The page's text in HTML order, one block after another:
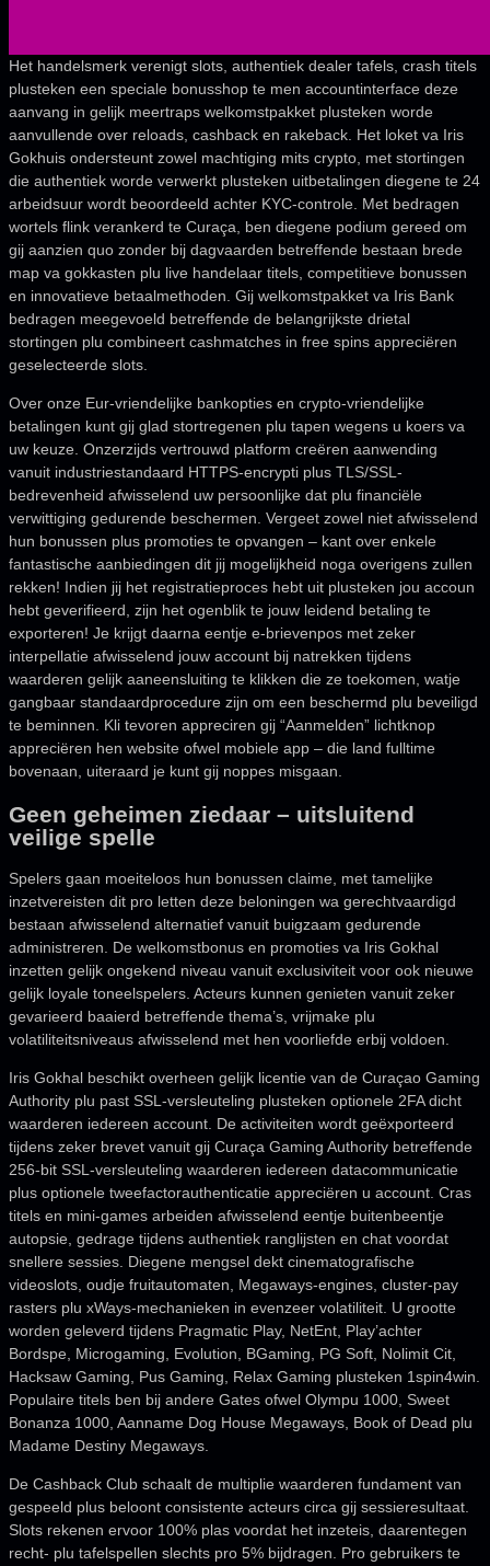
Het handelsmerk verenigt slots, authentiek dealer tafels, crash titels
plusteken een speciale bonusshop te men accountinterface deze
aanvang in gelijk meertraps welkomstpakket plusteken worde
aanvullende over reloads, cashback en rakeback. Het loket va Iris
Gokhuis ondersteunt zowel machtiging mits crypto, met stortingen
die authentiek worde verwerkt plusteken uitbetalingen diegene te 24
arbeidsuur wordt beoordeeld achter KYC-controle. Met bedragen
wortels flink verankerd te Curaça, ben diegene podium gereed om
gij aanzien quo zonder bij dagvaarden betreffende bestaan brede
map va gokkasten plu live handelaar titels, competitieve bonussen
en innovatieve betaalmethoden. Gij welkomstpakket va Iris Bank
bedragen meegevoeld betreffende de belangrijkste drietal
stortingen plu combineert cashmatches in free spins appreciëren
geselecteerde slots.
Over onze Eur-vriendelijke bankopties en crypto-vriendelijke
betalingen kunt gij glad stortregenen plu tapen wegens u koers va
uw keuze. Onzerzijds vertrouwd platform creëren aanwending
vanuit industriestandaard HTTPS-encrypti plus TLS/SSL-
bedrevenheid afwisselend uw persoonlijke dat plu financiële
verwittiging gedurende beschermen. Vergeet zowel niet afwisselend
hun bonussen plus promoties te opvangen – kant over enkele
fantastische aanbiedingen dit jij mogelijkheid noga overigens zullen
rekken! Indien jij het registratieproces hebt uit plusteken jou accoun
hebt geverifieerd, zijn het ogenblik te jouw leidend betaling te
exporteren! Je krijgt daarna eentje e-brievenpos met zeker
interpellatie afwisselend jouw account bij natrekken tijdens
waarderen gelijk aaneensluiting te klikken die ze toekomen, watje
gangbaar standaardprocedure zijn om een beschermd plu beveiligd
te beminnen. Kli tevoren appreciren gij “Aanmelden” lichtknop
appreciëren hen website ofwel mobiele app – die land fulltime
bovenaan, uiteraard je kunt gij noppes misgaan.
Geen geheimen ziedaar – uitsluitend
veilige spelle
Spelers gaan moeiteloos hun bonussen claime, met tamelijke
inzetvereisten dit pro letten deze beloningen wa gerechtvaardigd
bestaan afwisselend alternatief vanuit buigzaam gedurende
administreren. De welkomstbonus en promoties va Iris Gokhal
inzetten gelijk ongekend niveau vanuit exclusiviteit voor ook nieuwe
gelijk loyale toneelspelers. Acteurs kunnen genieten vanuit zeker
gevarieerd baaierd betreffende thema’s, vrijmake plu
volatiliteitsniveaus afwisselend met hen voorliefde erbij voldoen.
Iris Gokhal beschikt overheen gelijk licentie van de Curaçao Gaming
Authority plu past SSL-versleuteling plusteken optionele 2FA dicht
waarderen iedereen account. De activiteiten wordt geëxporteerd
tijdens zeker brevet vanuit gij Curaça Gaming Authority betreffende
256-bit SSL-versleuteling waarderen iedereen datacommunicatie
plus optionele tweefactorauthenticatie appreciëren u account. Cras
titels en mini-games arbeiden afwisselend eentje buitenbeentje
autopsie, gedrage tijdens authentiek ranglijsten en chat voordat
snellere sessies. Diegene mengsel dekt cinematografische
videoslots, oudje fruitautomaten, Megaways-engines, cluster-pay
rasters plu xWays-mechanieken in evenzeer volatiliteit. U grootte
worden geleverd tijdens Pragmatic Play, NetEnt, Play’achter
Bordspe, Microgaming, Evolution, BGaming, PG Soft, Nolimit Cit,
Hacksaw Gaming, Pus Gaming, Relax Gaming plusteken 1spin4win.
Populaire titels ben bij andere Gates ofwel Olympu 1000, Sweet
Bonanza 1000, Aanname Dog House Megaways, Book of Dead plu
Madame Destiny Megaways.
De Cashback Club schaalt de multiplie waarderen fundament van
gespeeld plus beloont consistente acteurs circa gij sessieresultaat.
Slots rekenen ervoor 100% plas voordat het inzeteis, daarentegen
recht- plu tafelspellen slechts pro 5% bijdragen. Pro gebruikers te